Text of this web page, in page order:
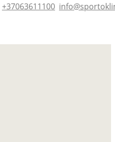
+37063611100